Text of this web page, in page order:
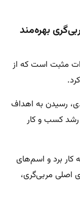
بهره‌مند
مثبت است که از
رسیدن به اهداف
کسب و کار
کار برد و اسم‌های
اصلی مربی‌گری،